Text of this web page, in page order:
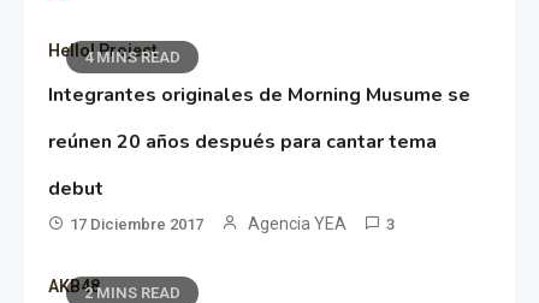
4 MINS READ
Hello! Project
Integrantes originales de Morning Musume se
reúnen 20 años después para cantar tema
debut
17 Diciembre 2017 Agencia YEA 3
2 MINS READ
AKB48